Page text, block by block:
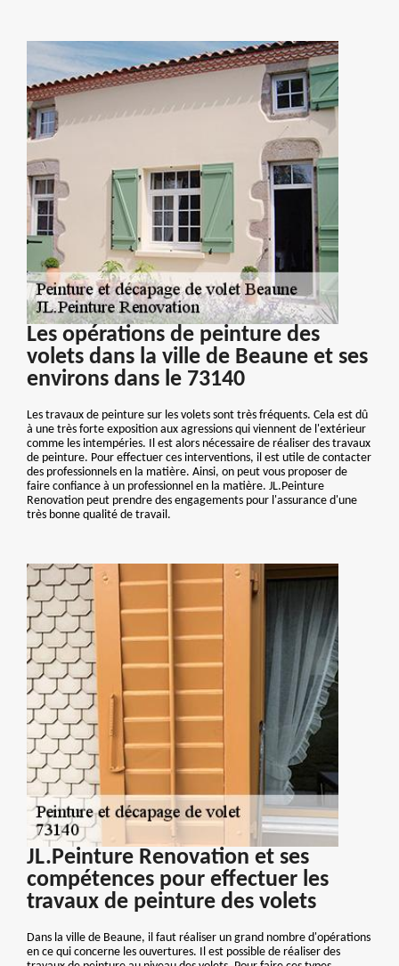
Les opérations de peinture des
volets dans la ville de Beaune et ses
environs dans le 73140
Les travaux de peinture sur les volets sont très fréquents. Cela est dû
à une très forte exposition aux agressions qui viennent de l'extérieur
comme les intempéries. Il est alors nécessaire de réaliser des travaux
de peinture. Pour effectuer ces interventions, il est utile de contacter
des professionnels en la matière. Ainsi, on peut vous proposer de
faire confiance à un professionnel en la matière. JL.Peinture
Renovation peut prendre des engagements pour l'assurance d'une
très bonne qualité de travail.
JL.Peinture Renovation et ses
compétences pour effectuer les
travaux de peinture des volets
Dans la ville de Beaune, il faut réaliser un grand nombre d'opérations
en ce qui concerne les ouvertures. Il est possible de réaliser des